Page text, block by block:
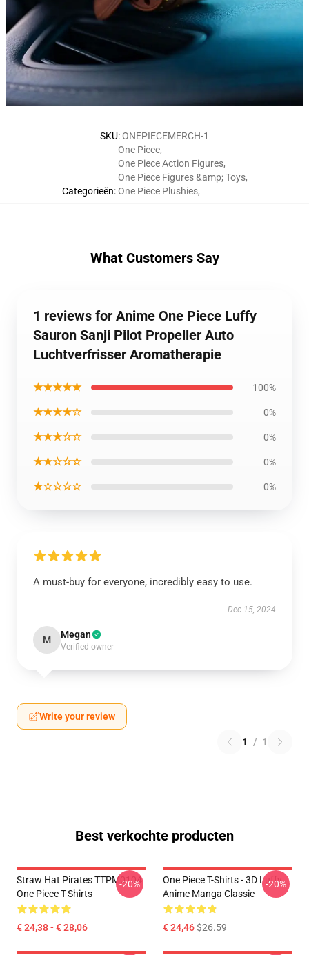
SKU:ONEPIECEMERCH-1
Categorieën:
One Piece,
One Piece Action Figures,
One Piece Figures &amp; Toys,
One Piece Plushies,
What Customers Say
1 reviews for Anime One Piece Luffy
Sauron Sanji Pilot Propeller Auto
Luchtverfrisser Aromatherapie
★★★★★ 100%
★★★★☆ 0%
★★★☆☆ 0%
★★☆☆☆ 0%
★☆☆☆☆ 0%
A must-buy for everyone, incredibly easy to use.
Dec 15, 2024
M Megan
Verified owner
Write your review
1 / 1
Best verkochte producten
Straw Hat Pirates TTPM0104
One Piece T-Shirts
€ 24,38 - € 28,06
-20%
One Piece T-Shirts - 3D Luffy
Anime Manga Classic
€ 24,46$26.59
-20%